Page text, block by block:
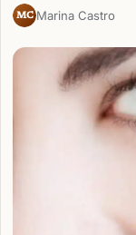
MC Marina Castro